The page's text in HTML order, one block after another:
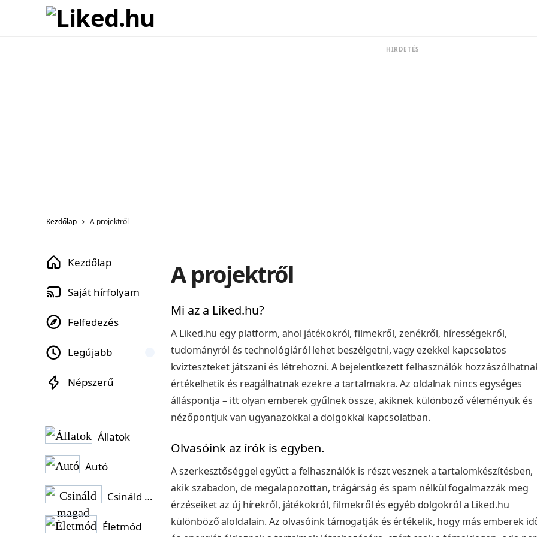
HIRDETÉS
Kezdőlap A projektről
A projektről
Mi az a Liked.hu?
A Liked.hu egy platform, ahol játékokról, filmekről, zenékről, hírességekről,
tudományról és technológiáról lehet beszélgetni, vagy ezekkel kapcsolatos
kvízteszteket játszani és létrehozni. A bejelentkezett felhasználók
értékelhetik és reagálhatnak ezekre a tartalmakra. Az oldalnak nincs egységes
álláspontja – itt olyan emberek gyűlnek össze, akiknek különböző véleményük és
nézőpontjuk van ugyanazokkal a dolgokkal kapcsolatban.
Olvasóink az írók is egyben.
A szerkesztőséggel együtt a felhasználók is részt vesznek a tartalomkészítésben,
akik szabadon, de megalapozottan, trágárság és spam nélkül fogalmazzák meg
érzéseiket az új hírekről, játékokról, filmekről és egyéb dolgokról a Liked.hu
különböző aloldalain. Az olvasóink támogatják és értékelik, hogy más emberek
Kezdőlap
Saját hírfolyam
Felfedezés
Legújabb
Népszerű
Állatok
Autó
Csináld magad
Életmód